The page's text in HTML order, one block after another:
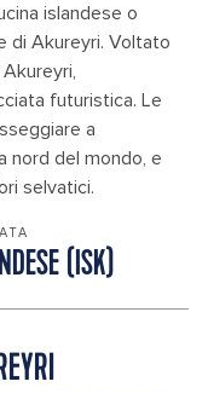
islandese o
di Akureyri. Voltato
futuristica. Le
a
nord del mondo, e
selvatici.
(ISK)